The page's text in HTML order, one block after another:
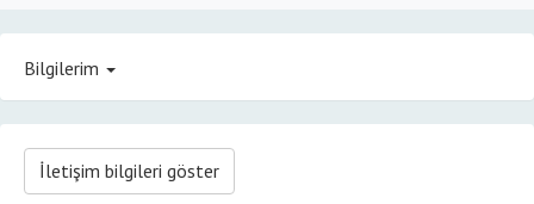
Bilgilerim
İletişim bilgileri göster